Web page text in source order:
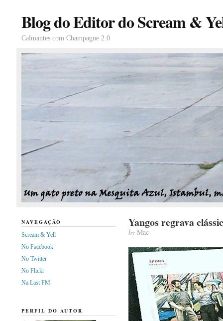
Blog do Editor do Scream &
Calmantes com Champagne 2.0
Yangos regrava
byMac
NAVEGAÇÃO
Scream & Yell
No Facebook
No Twitter
No Flickr
Na Last FM
PERFIL DO AUTOR